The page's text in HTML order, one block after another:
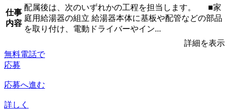
仕事
内容
配属後は、次のいずれかの工程を担当します。 ■家
庭用給湯器の組立 給湯器本体に基板や配管などの部品
を取り付け、電動ドライバーやイン...
詳細を表示
無料電話で
応募
応募へ進む
詳しく